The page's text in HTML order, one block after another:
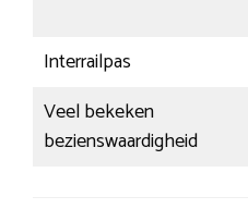
Interrailpas
Veel bekeken
bezienswaardigheid